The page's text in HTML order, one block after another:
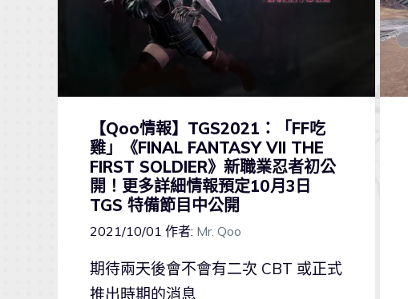
【Qoo情報】TGS2021：「FF吃
雞」《FINAL FANTASY VII THE
FIRST SOLDIER》新職業忍者初公
開！更多詳細情報預定10月3日
TGS 特備節目中公開
2021/10/01 作者: Mr. Qoo
期待兩天後會不會有二次 CBT 或正式
推出時期的消息